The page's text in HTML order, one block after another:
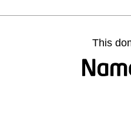
This